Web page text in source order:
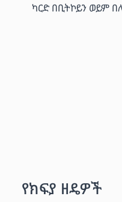
ካርድ በቢትኮይን ወይም
የክፍያ ዘዴዎች